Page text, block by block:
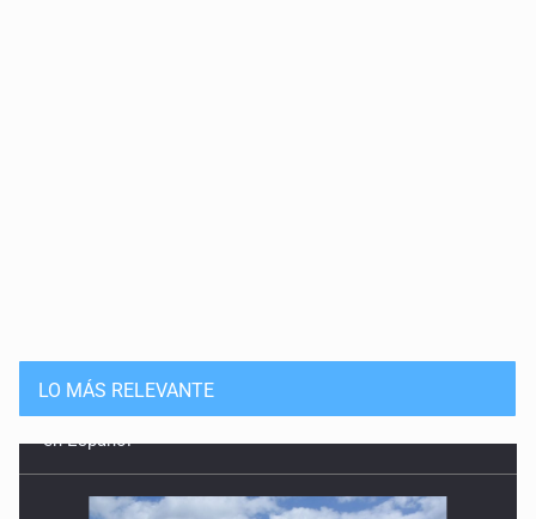
LO MÁS RELEVANTE